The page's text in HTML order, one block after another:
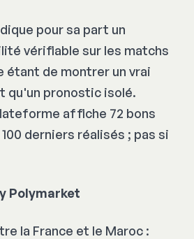
pour sa part un
vérifiable sur les matchs
étant de montrer un vrai
qu'un pronostic isolé.
affiche 72 bons
derniers réalisés ; pas si
Polymarket
la France et le Maroc :